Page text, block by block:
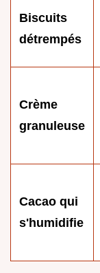
Biscuits
détrempés
Crème
granuleuse
Cacao qui
s'humidifie